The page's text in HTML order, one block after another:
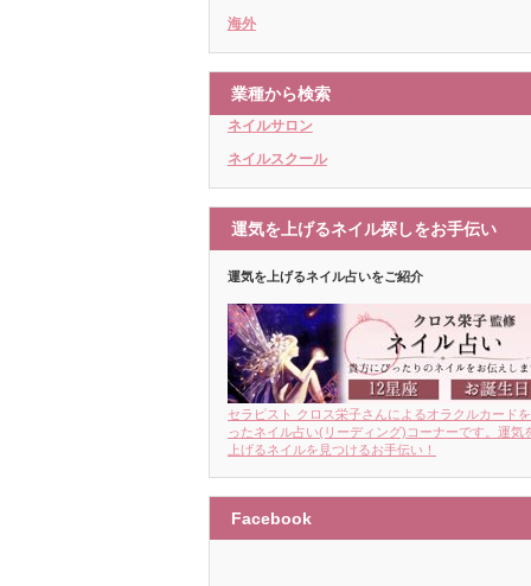
海外
業種から検索
ネイルサロン
ネイルスクール
運気を上げるネイル探しをお手伝い
運気を上げるネイル占いをご紹介
セラピスト クロス栄子さんによるオラクルカード
ったネイル占い(リーディング)コーナーです。運気
上げるネイルを見つけるお手伝い！
Facebook